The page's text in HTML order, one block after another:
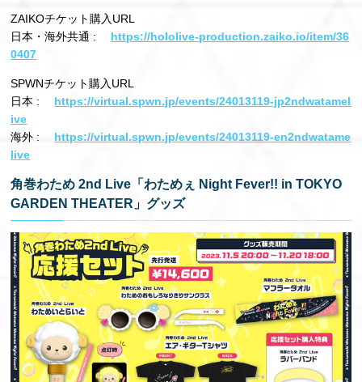
ZAIKOチケット購入URL
日本・海外共通 : https://hololive-production.zaiko.io/item/36
0407
SPWNチケット購入URL
日本 : https://virtual.spwn.jp/events/24013119-jp2ndwatamel
ive
海外 : https://virtual.spwn.jp/events/24013119-en2ndwatame
live
角巻わため 2nd Live「わためぇ Night Fever!! in TOKYO
GARDEN THEATER」グッズ